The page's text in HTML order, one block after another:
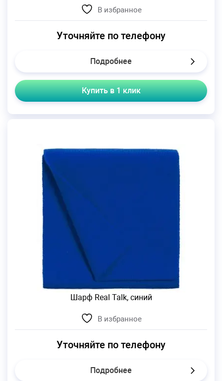
В избранное
Уточняйте по телефону
Подробнее
Купить в 1 клик
Шарф Real Talk, синий
В избранное
Уточняйте по телефону
Подробнее